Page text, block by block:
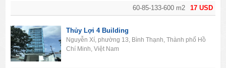
17 USD
60-85-133-600 m2
Thủy Lợi 4 Building
Nguyễn Xí, phường 13, Bình Thạnh, Thành phố Hồ
Chí Minh, Việt Nam